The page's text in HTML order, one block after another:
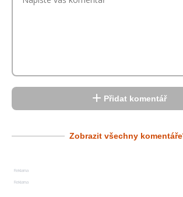
Přidat komentář
Zobrazit všechny komentáře
Reklama
Reklama